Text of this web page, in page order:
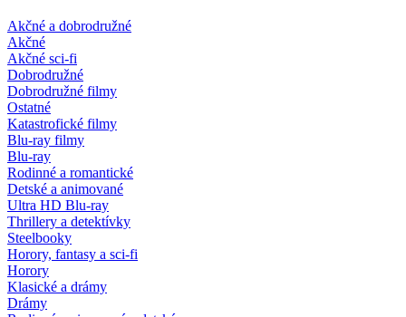
Akčné a dobrodružné
Akčné
Akčné sci-fi
Dobrodružné
Dobrodružné filmy
Ostatné
Katastrofické filmy
Blu-ray filmy
Blu-ray
Rodinné a romantické
Detské a animované
Ultra HD Blu-ray
Thrillery a detektívky
Steelbooky
Horory, fantasy a sci-fi
Horory
Klasické a drámy
Drámy